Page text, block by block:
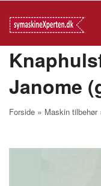
TILBUD
SYMASKINER
Janome
Forside » Maskin tilbehør